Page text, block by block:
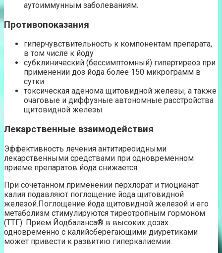
аутоиммунным заболеваниям.
Противопоказания
гиперчувствительность к компонентам препарата,
в том числе к йоду
субклинический (бессимптомный) гипертиреоз при
применении доз йода более 150 микрограмм в
сутки
токсическая аденома щитовидной железы, а также
очаговые и диффузные автономные расстройства
щитовидной железы
Лекарственные взаимодействия
Эффективность лечения антитиреоидными
лекарственными средствами при одновременном
приеме препаратов йода снижается.
При сочетанном применении перхлорат и тиоцианат
калия подавляют поглощение йода щитовидной
железой.Поглощение йода щитовидной железой и его
метаболизм стимулируются тиреотропным гормоном
(ТТГ). Прием Йодбаланса® в высоких дозах
одновременно с калийсберегающими диуретиками
может привести к развитию гиперкалиемии.